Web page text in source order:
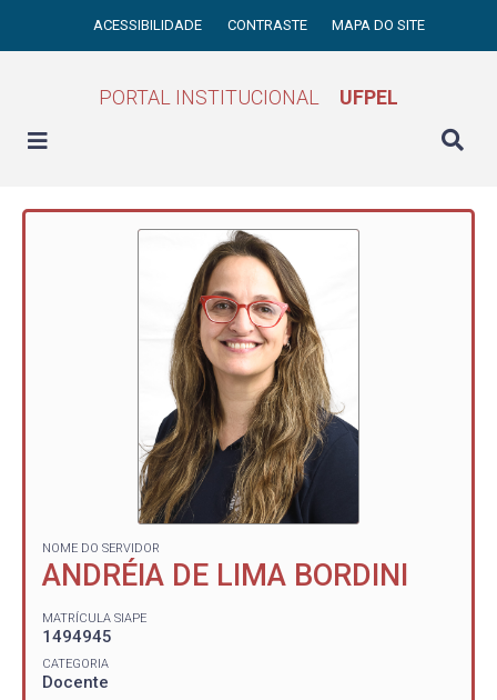
ACESSIBILIDADE CONTRASTE MAPA DO SITE
PORTAL INSTITUCIONAL UFPEL
NOME DO SERVIDOR
ANDRÉIA DE LIMA BORDINI
MATRÍCULA SIAPE
1494945
CATEGORIA
Docente